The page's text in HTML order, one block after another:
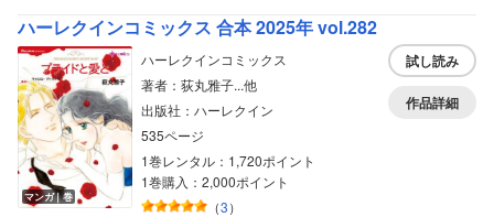
ハーレクインコミックス 合本 2025年 vol.282
マンガ｜巻
ハーレクインコミックス
著者：荻丸雅子...他
出版社：ハーレクイン
535ページ
1巻レンタル：1,720ポイント
1巻購入：2,000ポイント
（3）
試し読み
作品詳細